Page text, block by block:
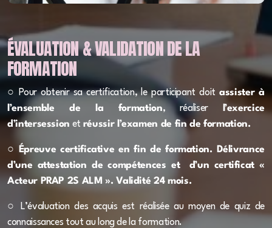
ÉVALUATION & VALIDATION DE LA
FORMATION
○ Pour obtenir sa certification, le participant doit assister à
l’ensemble de la formation, réaliser
l’exercice
d’intersession et réussir l’examen de fin de formation.
○
Épreuve certificative en fin de formation. Délivrance
d’une attestation de compétences et
d’un certificat «
Acteur PRAP 2S ALM ». Validité 24 mois.
○ L’évaluation des acquis est réalisée au moyen de quiz de
connaissances tout au long de la formation.
Rôle et missions de l'IDE en EHPAD
Rôle et missions de l'aide-soignant(e) en EHPAD
Maîtriser les transmissions ciblées écrites et orales
en EHPAD
Concevoir, mettre en oeuvre, suivre et réévaluer un
P.A.P
Secret professionnel et discrétion dans le secteur
du domicile
La bientraitance des personnes âgées à domicile